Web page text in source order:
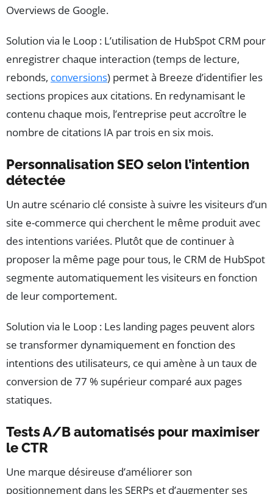
Overviews de Google.
Solution via le Loop : L’utilisation de HubSpot CRM pour
enregistrer chaque interaction (temps de lecture,
rebonds, conversions) permet à Breeze d’identifier les
sections propices aux citations. En redynamisant le
contenu chaque mois, l’entreprise peut accroître le
nombre de citations IA par trois en six mois.
Personnalisation SEO selon l’intention
détectée
Un autre scénario clé consiste à suivre les visiteurs d’un
site e-commerce qui cherchent le même produit avec
des intentions variées. Plutôt que de continuer à
proposer la même page pour tous, le CRM de HubSpot
segmente automatiquement les visiteurs en fonction
de leur comportement.
Solution via le Loop : Les landing pages peuvent alors
se transformer dynamiquement en fonction des
intentions des utilisateurs, ce qui amène à un taux de
conversion de 77 % supérieur comparé aux pages
statiques.
Tests A/B automatisés pour maximiser
le CTR
Une marque désireuse d’améliorer son
positionnement dans les SERPs et d’augmenter ses